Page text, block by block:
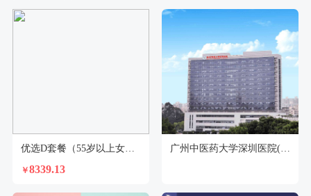
优选D套餐（55岁以上女性）
￥8339.13
广州中医药大学深圳医院(福田)体检中心